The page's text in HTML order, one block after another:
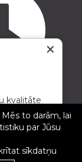
Group
kvalitāte
pie
jo
tur
✕
to darām, lai
par Jūsu
sīkdatņu